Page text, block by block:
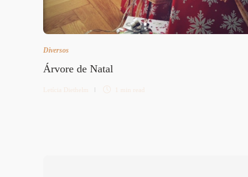
Diversos
Árvore de Natal
Letícia Diethelm 1 min read